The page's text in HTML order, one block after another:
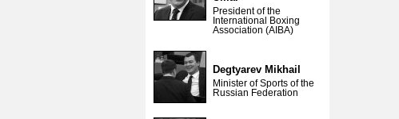
President of the
International Boxing
Association (AIBA)
Degtyarev Mikhail
Minister of Sports of the
Russian Federation